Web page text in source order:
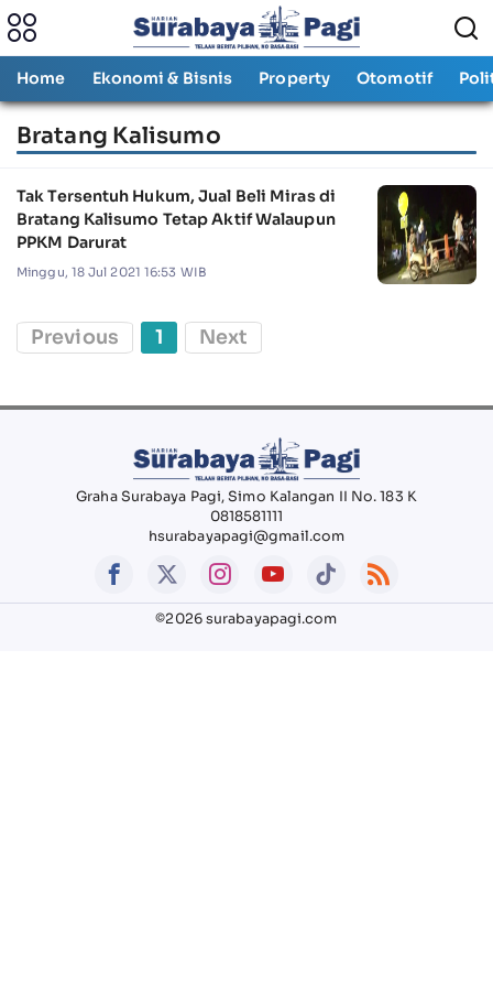
Home Ekonomi & Bisnis Property Otomotif
Bratang Kalisumo
Tak Tersentuh Hukum, Jual Beli Miras di
Bratang Kalisumo Tetap Aktif Walaupun
PPKM Darurat
Minggu, 18 Jul 2021 16:53 WIB
Previous 1 Next
Graha Surabaya Pagi, Simo Kalangan II No. 183 K
0818581111
hsurabayapagi@gmail.com
©2026 surabayapagi.com